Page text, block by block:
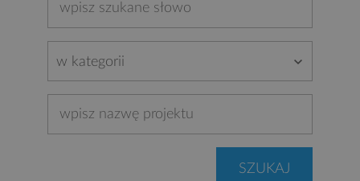
w kategorii